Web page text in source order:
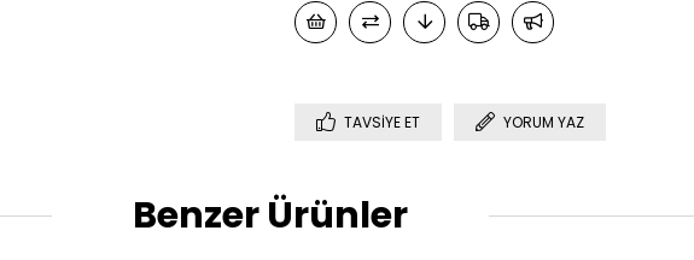
TAVSIYE ET YORUM YAZ
Benzer Ürünler